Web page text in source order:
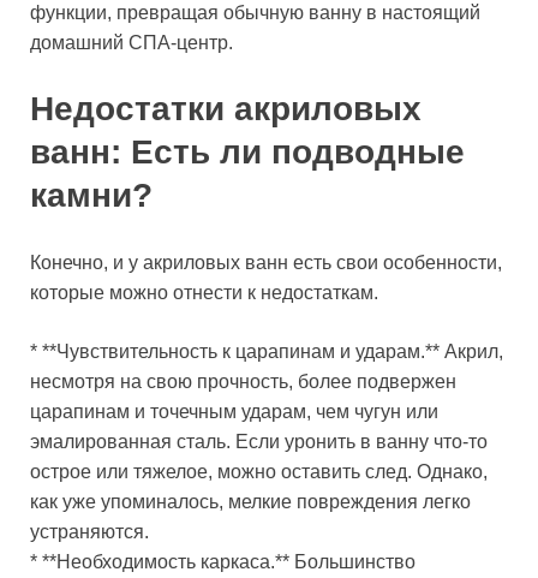
функции, превращая обычную ванну в настоящий
домашний СПА-центр.
Недостатки акриловых
ванн: Есть ли подводные
камни?
Конечно, и у акриловых ванн есть свои особенности,
которые можно отнести к недостаткам.
* **Чувствительность к царапинам и ударам.** Акрил,
несмотря на свою прочность, более подвержен
царапинам и точечным ударам, чем чугун или
эмалированная сталь. Если уронить в ванну что-то
острое или тяжелое, можно оставить след. Однако,
как уже упоминалось, мелкие повреждения легко
устраняются.
* **Необходимость каркаса.** Большинство